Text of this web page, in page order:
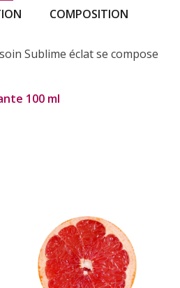
COMPOSITION
Sublime éclat se compose
100 ml